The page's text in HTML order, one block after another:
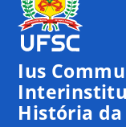
Ius
História